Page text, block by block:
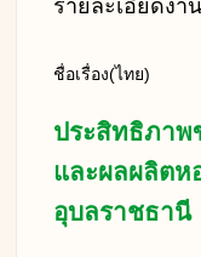
รายละเอียดงา
ชื่อเรื่อง(ไทย)
ประสิทธิภาพ
และผลผลิตห
อุบลราชธานี